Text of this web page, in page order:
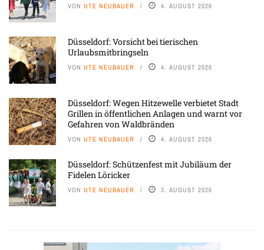
VON UTE NEUBAUER 4. AUGUST 2026
Düsseldorf: Vorsicht bei tierischen
Urlaubsmitbringseln
VON UTE NEUBAUER 4. AUGUST 2026
Düsseldorf: Wegen Hitzewelle verbietet Stadt
Grillen in öffentlichen Anlagen und warnt vor
Gefahren von Waldbränden
VON UTE NEUBAUER 4. AUGUST 2026
Düsseldorf: Schützenfest mit Jubiläum der
Fidelen Löricker
VON UTE NEUBAUER 3. AUGUST 2026